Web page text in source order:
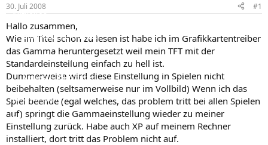
Aktuelles
Empfohlene Inhalte
Neue Beiträge
Neueste Aktivitäten
Leserartikel
Regeln
e
r
t
a
m
30. Juli 2008 #1
Hallo zusammen,
Wie im Titel schon zu lesen ist habe ich im Grafikkartentreiber
das Gamma heruntergesetzt weil mein TFT mit der
Standardeinstellung einfach zu hell ist.
Dummerweise wird diese Einstellung in Spielen nicht
beibehalten (seltsamerweise nur im Vollbild) Wenn ich das
Spiel beende (egal welches, das problem tritt bei allen Spielen
auf) springt die Gammaeinstellung wieder zu meiner
Einstellung zurück. Habe auch XP auf meinem Rechner
installiert, dort tritt das Problem nicht auf.